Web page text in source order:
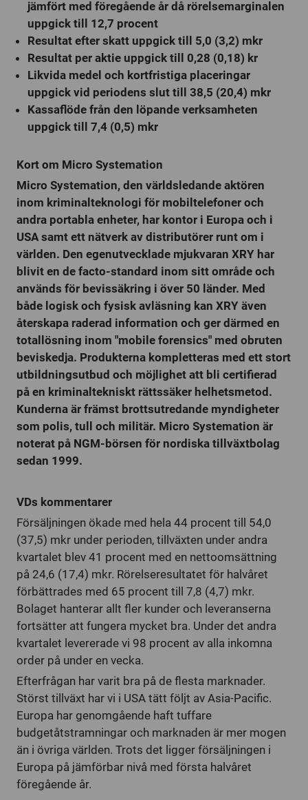
jämfört med föregående år då rörelsemarginalen
uppgick till 12,7 procent
Resultat efter skatt uppgick till 5,0 (3,2) mkr
Resultat per aktie uppgick till 0,28 (0,18) kr
Likvida medel och kortfristiga placeringar
uppgick vid periodens slut till 38,5 (20,4) mkr
Kassaflöde från den löpande verksamheten
uppgick till 7,4 (0,5) mkr
Kort om Micro Systemation
Micro Systemation, den världsledande aktören
inom kriminalteknologi för mobiltelefoner och
andra portabla enheter, har kontor i Europa och i
USA samt ett nätverk av distributörer runt om i
världen. Den egenutvecklade mjukvaran XRY har
blivit en de facto-standard inom sitt område och
används för bevissäkring i över 50 länder. Med
både logisk och fysisk avläsning kan XRY även
återskapa raderad information och ger därmed en
totallösning inom "mobile forensics" med obruten
beviskedja. Produkterna kompletteras med ett stort
utbildningsutbud och möjlighet att bli certifierad
på en kriminaltekniskt rättssäker helhetsmetod.
Kunderna är främst brottsutredande myndigheter
som polis, tull och militär. Micro Systemation är
noterat på NGM-börsen för nordiska tillväxtbolag
sedan 1999.
VDs kommentarer
Försäljningen ökade med hela 44 procent till 54,0
(37,5) mkr under perioden, tillväxten under andra
kvartalet blev 41 procent med en nettoomsättning
på 24,6 (17,4) mkr. Rörelseresultatet för halvåret
förbättrades med 65 procent till 7,8 (4,7) mkr.
Bolaget hanterar allt fler kunder och leveranserna
fortsätter att fungera mycket bra. Under det andra
kvartalet levererade vi 98 procent av alla inkomna
order på under en vecka.
Efterfrågan har varit bra på de flesta marknader.
Störst tillväxt har vi i USA tätt följt av Asia-Pacific.
Europa har genomgående haft tuffare
budgetåtstramningar och marknaden är mer mogen
än i övriga världen. Trots det ligger försäljningen i
Europa på jämförbar nivå med första halvåret
föregående år.